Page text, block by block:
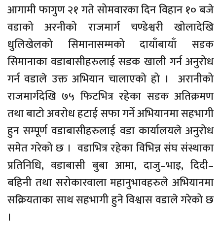
आगामी फागुण २१ गते सोमवारका दिन विहान १० बजे
वडाको अरनीको राजमार्ग चण्डेश्वरी खोलादेखि
धुलिखेलको सिमानासम्मको दायाँबायाँ सडक
सिमानाका वडाबासीहरुलाई सडक खाली गर्न अनुरोध
गर्न वडाले उक्त अभियान चालाएको हो । अरानीको
राजमार्गदेखि ७५ फिटभित्र रहेका सडक अतिक्रमण
तथा बाटो अवरोध हटाई सफा गर्ने अभियानमा सहभागी
हुन सम्पूर्ण वडाबासीहरुलाई वडा कार्यालयले अनुरोध
समेत गरेको छ । वडाभित्र रहेका विभिन्न संघ संस्थाका
प्रतिनिधि, वडाबासी बुबा आमा, दाजु–भाइ, दिदी–
बहिनी तथा सरोकारवाला महानुभावहरुले अभियानमा
सक्रियताका साथ सहभागी हुने विश्वास वडाले गरेको छ
।